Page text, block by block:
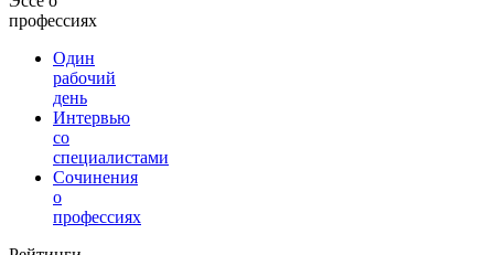
профессиях
Один
рабочий
день
Интервью
со
специалистами
Сочинения
о
профессиях